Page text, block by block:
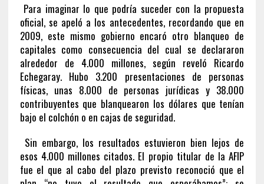
Para imaginar lo que podría suceder con la propuesta
oficial, se apeló a los antecedentes, recordando que en
2009, este mismo gobierno encaró otro blanqueo de
capitales como consecuencia del cual se declararon
alrededor de 4.000 millones, según reveló Ricardo
Echegaray. Hubo 3.200 presentaciones de personas
físicas, unas 8.000 de personas jurídicas y 38.000
contribuyentes que blanquearon los dólares que tenían
bajo el colchón o en cajas de seguridad.
Sin embargo, los resultados estuvieron bien lejos de
esos 4.000 millones citados. El propio titular de la AFIP
fue el que al cabo del plazo previsto reconoció que el